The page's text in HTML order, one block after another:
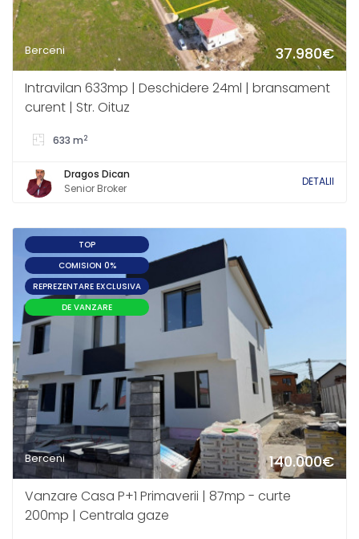
Berceni 37.980€
Intravilan 633mp | Deschidere 24ml | bransament
curent | Str. Oituz
633 m2
Dragos Dican
Senior Broker
DETALII
TOP
COMISION 0%
REPREZENTARE EXCLUSIVA
DE VANZARE
Berceni 140.000€
Vanzare Casa P+1 Primaverii | 87mp - curte
200mp | Centrala gaze